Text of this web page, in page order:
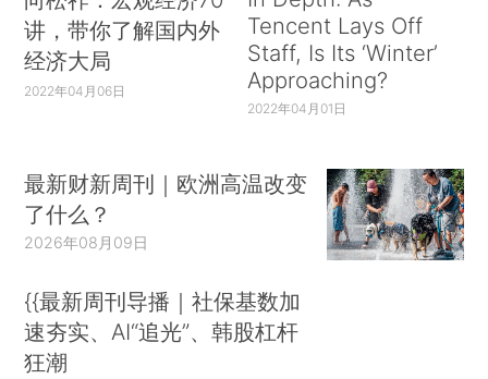
讲，带你了解国内外
经济大局
2022年04月06日
Tencent Lays Off
Staff, Is Its ‘Winter’
Approaching?
2022年04月01日
最新财新周刊｜欧洲高温改变
了什么？
2026年08月09日
{{最新周刊导播｜社保基数加
速夯实、AI“追光”、韩股杠杆
狂潮